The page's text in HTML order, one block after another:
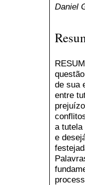
Daniel
de sua
entre
a tutela
e